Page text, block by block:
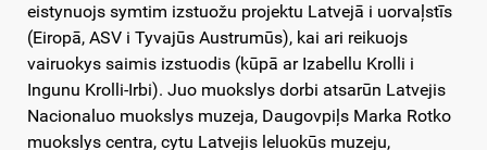
eistynuojs symtim izstuožu projektu Latvejā i uorvaļstīs
(Eiropā, ASV i Tyvajūs Austrumūs), kai ari reikuojs
vairuokys saimis izstuodis (kūpā ar Izabellu Krolli i
Ingunu Krolli‑Irbi). Juo muokslys dorbi atsarūn Latvejis
Nacionaluo muokslys muzeja, Daugovpiļs Marka Rotko
muokslys centra, cytu Latvejis leluokūs muzeju,